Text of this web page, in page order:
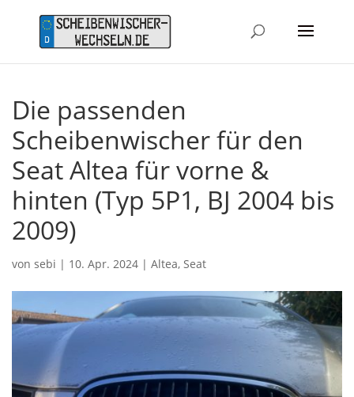
Die passenden
Scheibenwischer für den
Seat Altea für vorne &
hinten (Typ 5P1, BJ 2004 bis
2009)
von sebi | 10. Apr. 2024 | Altea, Seat